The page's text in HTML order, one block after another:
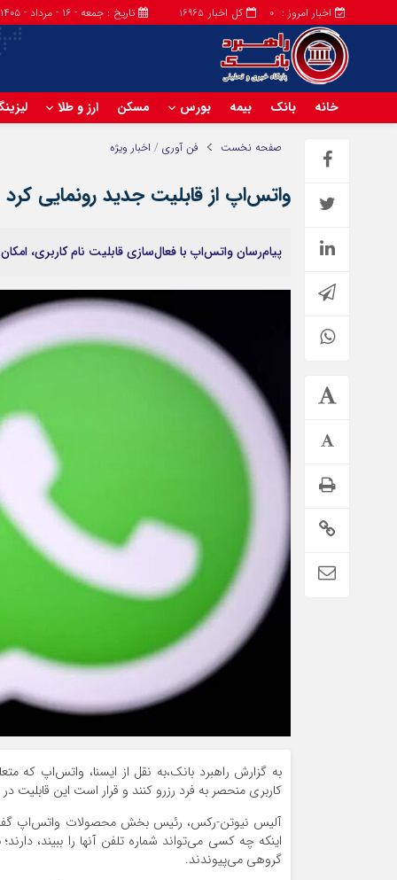
کل اخبار 16965 اخبار امروز : 0 تاریخ : جمعه - ۱۶ - مرداد - ۱۴۰۵
خانه بانک بیمه بورس مسکن ارز و طلا
صفحه نخست فن آوری / اخبار ویژه
واتس‌اپ از قابلیت جدید رونمایی کرد
پیام‌رسان واتس‌اپ با فعال‌سازی قابلیت نام کاربری،
به گزارش راهبرد بانک،به نقل از ایسنا، واتس‌اپ که
کاربری منحصر به فرد رزرو کنند و قرار است این قابلیت در اواخر سال
آلیس نیوتن-رکس، رئیس بخش محصولات واتس‌اپ گفت:
اینکه چه کسی می‌تواند شماره تلفن آنها را ببیند،
گروهی می‌پیوندند.
اطلاعیه تامین اجتماعی درباره واریز حقوق تیر